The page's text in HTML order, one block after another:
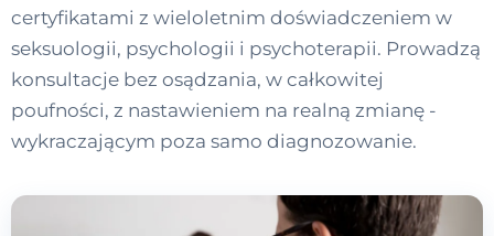
certyfikatami z wieloletnim doświadczeniem w
seksuologii, psychologii i psychoterapii. Prowadzą
konsultacje bez osądzania, w całkowitej
poufności, z nastawieniem na realną zmianę -
wykraczającym poza samo diagnozowanie.